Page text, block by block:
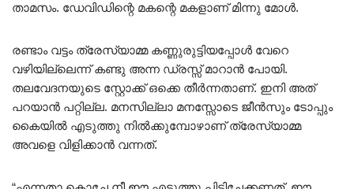
താമസം. ഡേവിഡിന്റെ മകന്റെ മകളാണ് മിന്നു മോൾ.
രണ്ടാം വട്ടം ത്രേസ്യാമ്മ കണ്ണുരുട്ടിയപ്പോൾ വേറെ
വഴിയില്ലെന്ന് കണ്ടു അന്ന ഡ്രസ്സ്‌ മാറാൻ പോയി.
തലവേദനയുടെ സ്റ്റോക്ക് ഒക്കെ തീർന്നതാണ്. ഇനി അത്
പറയാൻ പറ്റില്ല. മനസില്ലാ മനസ്സോടെ ജീൻസും ടോപ്പും
കൈയിൽ എടുത്തു നിൽക്കുമ്പോഴാണ് ത്രേസ്യാമ്മ
അവളെ വിളിക്കാൻ വന്നത്.